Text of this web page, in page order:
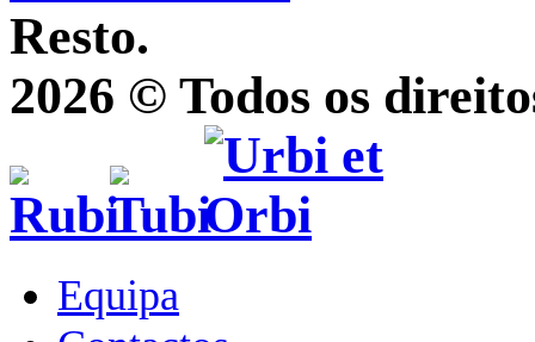
Resto.
2026 © Todos os
Equipa